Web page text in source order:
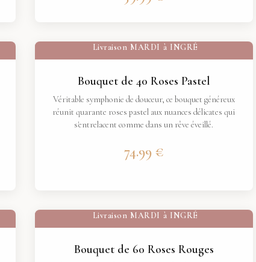
Livraison MARDI à INGRÉ
Bouquet de 40 Roses Pastel
Véritable symphonie de douceur, ce bouquet généreux
réunit quarante roses pastel aux nuances délicates qui
s'entrelacent comme dans un rêve éveillé.
74.99 €
Livraison MARDI à INGRÉ
Bouquet de 60 Roses Rouges